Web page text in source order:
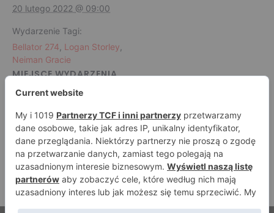
20 lutego 2022 @ 09:00
Wydarzenie Tagi:
Bellator 274 Logan Storley
Neiman Gracie
MIEJSCE WYDARZENIA
Uncasville, Connecticut
UFC Vegas 48: Johnny Walker vs
Jamahal Hill
Bellator 275: Mousasi vs.
Vanderford